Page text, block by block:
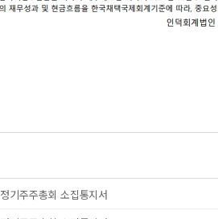
기주주총회 소집통지서